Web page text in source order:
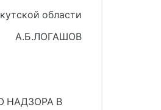
области
А.Б.ЛОГАШОВ
НАДЗОРА В